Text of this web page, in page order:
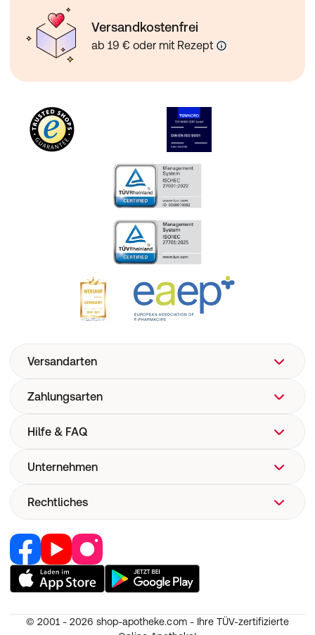
Versandkostenfrei
ab 19 € oder mit Rezept
Versandarten
Zahlungsarten
Hilfe & FAQ
FAQ
Versand
Now! Versand
E-Rezept
Pharmakovigilanz
Unternehmen
Über uns
Corporate Website
Retail Media
Jobs & Karriere
Partner werden
Unsere Apps
Rechtliches
Vertrag widerrufen
Nutzung und Haftung
AGB
© 2001 - 2026 shop-apotheke.com - Ihre TÜV-zertifizierte